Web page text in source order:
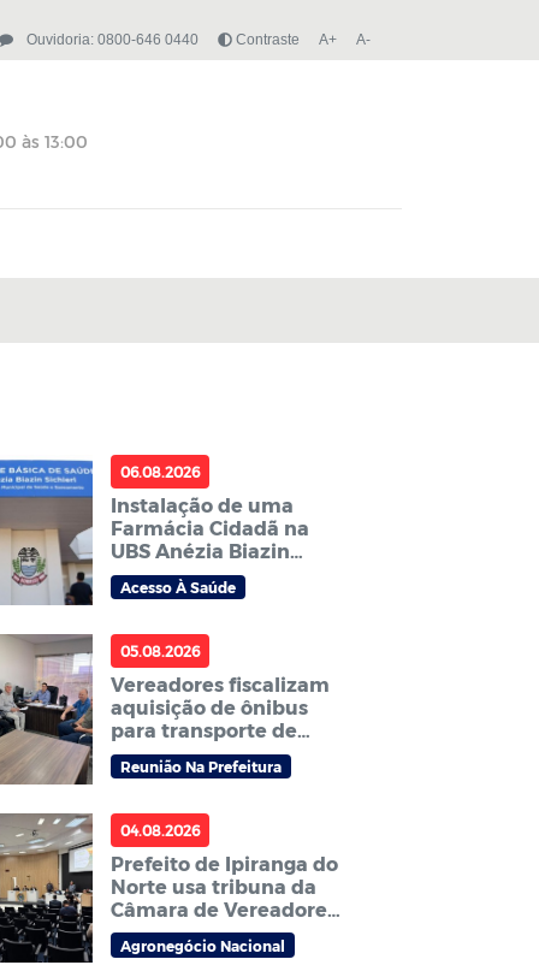
Ouvidoria: 0800-646 0440 Contraste A+ A-
06.08.2026
Instalação de uma
Farmácia Cidadã na
UBS Anézia Biazin
Sichieri é indicada por
vereador
Acesso À Saúde
05.08.2026
Vereadores fiscalizam
aquisição de ônibus
para transporte de
pacientes e cobram
agilidade no processo
Reunião Na Prefeitura
04.08.2026
Prefeito de Ipiranga do
Norte usa tribuna da
Câmara de Vereadores
para anunciar
Abertura Nacional do
Agronegócio Nacional